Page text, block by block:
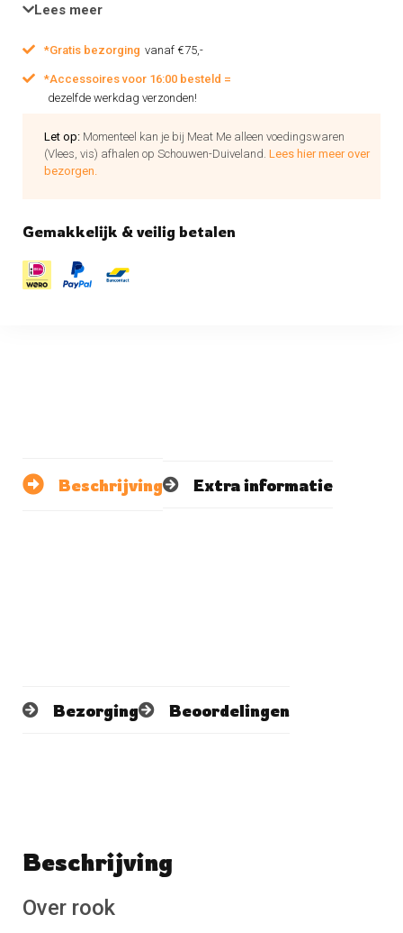
smaakverschillen tussen roken op eik, beuk, hickory of
meer in de vorm van mot of snippers) laat smeulen.
Uiteraard is er ook veel aandacht voor smakelijke
veiligheidsmaatregelen als pekelen en droogzouten.
Lees meer
*Gratis bezorging vanaf €75,-
*Accessoires voor 16:00 besteld =
dezelfde werkdag verzonden!
Let op: Momenteel kan je bij Meat Me alleen voedingswaren
(Vlees, vis) afhalen op Schouwen-Duiveland. Lees hier meer over
bezorgen.
Gemakkelijk & veilig betalen
Beschrijving Extra informatie
Bezorging Beoordelingen
Beschrijving
Over rook
No reviews found